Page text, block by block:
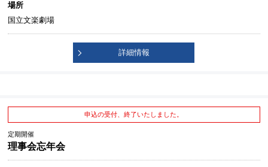
場所
国立文楽劇場
詳細情報
申込の受付、終了いたしました。
定期開催
理事会忘年会